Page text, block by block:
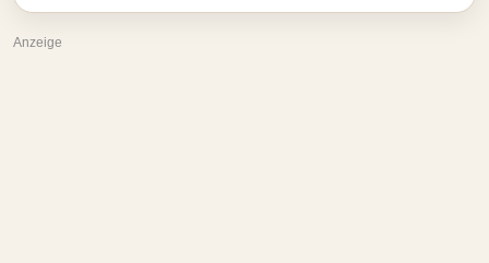
Anzeige